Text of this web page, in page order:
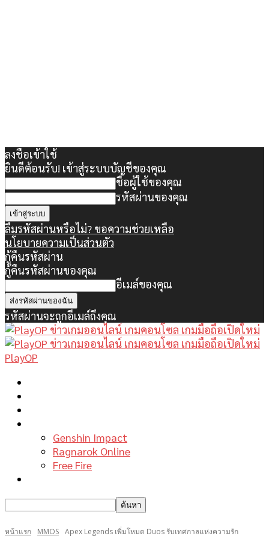
ลงชื่อเข้าใช้
ยินดีต้อนรับ! เข้าสู่ระบบบัญชีของคุณ
ชื่อผู้ใช้ของคุณ
รหัสผ่านของคุณ
ลืมรหัสผ่านหรือไม่? ขอความช่วยเหลือ
นโยบายความเป็นส่วนตัว
กู้คืนรหัสผ่าน
กู้คืนรหัสผ่านของคุณ
อีเมล์ของคุณ
รหัสผ่านจะถูกอีเมล์ถึงคุณ
PlayOP
Genshin Impact
Ragnarok Online
Free Fire
หน้าแรก MMOS Apex Legends เพิ่มโหมด Duos รับเทศกาลแห่งความรัก